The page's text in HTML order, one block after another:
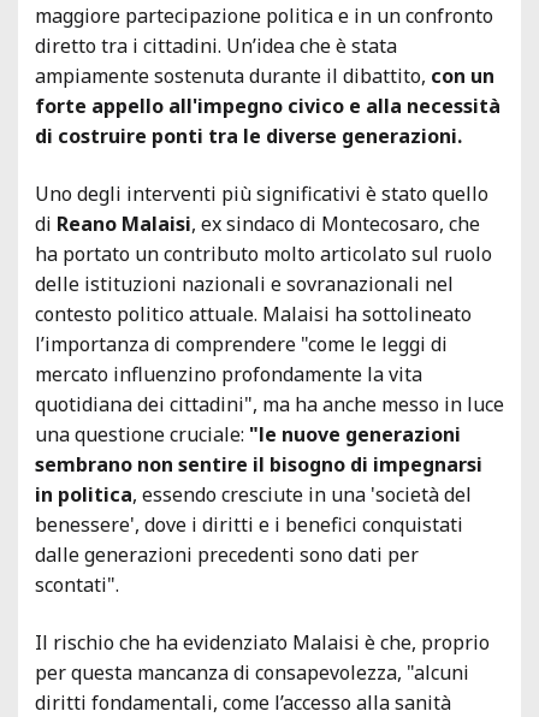
maggiore partecipazione politica e in un confronto
diretto tra i cittadini. Un’idea che è stata
ampiamente sostenuta durante il dibattito, con un
forte appello all'impegno civico e alla necessità
di costruire ponti tra le diverse generazioni.
Uno degli interventi più significativi è stato quello
di Reano Malaisi, ex sindaco di Montecosaro, che
ha portato un contributo molto articolato sul ruolo
delle istituzioni nazionali e sovranazionali nel
contesto politico attuale. Malaisi ha sottolineato
l’importanza di comprendere "come le leggi di
mercato influenzino profondamente la vita
quotidiana dei cittadini", ma ha anche messo in luce
una questione cruciale: "le nuove generazioni
sembrano non sentire il bisogno di impegnarsi
in politica, essendo cresciute in una 'società del
benessere', dove i diritti e i benefici conquistati
dalle generazioni precedenti sono dati per
scontati".
Il rischio che ha evidenziato Malaisi è che, proprio
per questa mancanza di consapevolezza, "alcuni
diritti fondamentali, come l’accesso alla sanità